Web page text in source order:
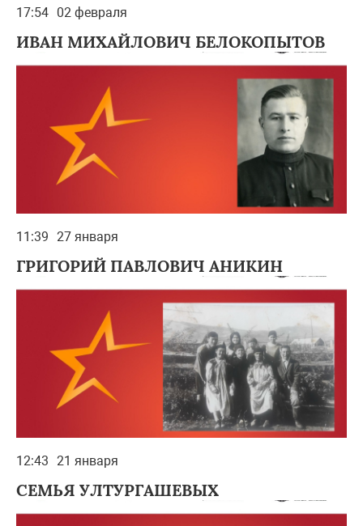
17:54 02 февраля
ИВАН МИХАЙЛОВИЧ БЕЛОКОПЫТОВ
11:39 27 января
ГРИГОРИЙ ПАВЛОВИЧ АНИКИН
12:43 21 января
СЕМЬЯ УЛТУРГАШЕВЫХ